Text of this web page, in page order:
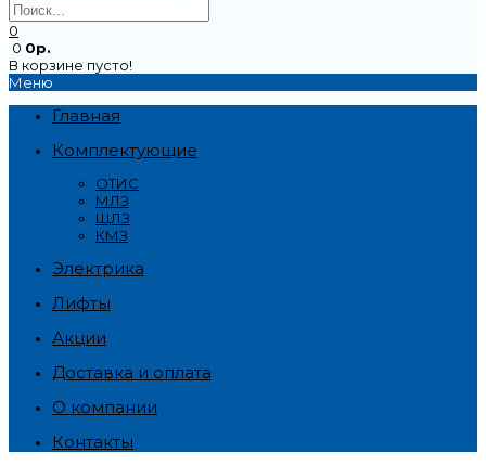
0
0 0р.
В корзине пусто!
Меню
Главная
Комплектующие
ОТИС
МЛЗ
ЩЛЗ
КМЗ
Электрика
Лифты
Акции
Доставка и оплата
О компании
Контакты